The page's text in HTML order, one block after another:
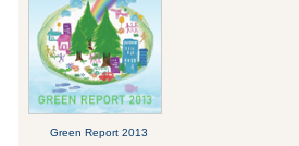
Green Report 2013